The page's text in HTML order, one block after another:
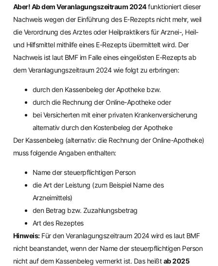
Aber! Ab dem Veranlagungszeitraum 2024funktioniert dieser
Nachweis wegen der Einführung des E-Rezepts nicht mehr, weil
die Verordnung des Arztes oder Heilpraktikers für Arznei-, Heil-
und Hilfsmittel mithilfe eines E-Rezepts übermittelt wird. Der
Nachweis ist laut BMF im Falle eines eingelösten E-Rezepts ab
dem Veranlagungszeitraum 2024 wie folgt zu erbringen:
durch den Kassenbeleg der Apotheke bzw.
durch die Rechnung der Online-Apotheke oder
bei Versicherten mit einer privaten Krankenversicherung
alternativ durch den Kostenbeleg der Apotheke
Der Kassenbeleg (alternativ: die Rechnung der Online-Apotheke)
muss folgende Angaben enthalten:
Name der steuerpflichtigen Person
die Art der Leistung (zum Beispiel Name des
Arzneimittels)
den Betrag bzw. Zuzahlungsbetrag
Art des Rezeptes
Hinweis:Für den Veranlagungszeitraum 2024 wird es laut BMF
nicht beanstandet, wenn der Name der steuerpflichtigen Person
nicht auf dem Kassenbeleg vermerkt ist. Das heißtab 2025